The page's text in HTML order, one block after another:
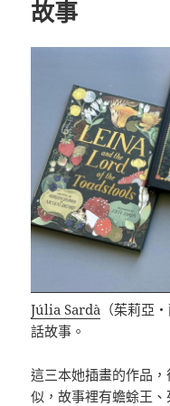
故事
Júlia Sardà （茱莉亞
話故事。
這三本她插畫的作品
似，故事裡有蟾蜍王